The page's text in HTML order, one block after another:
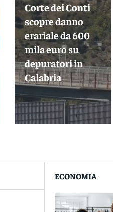
Corte dei Conti
scopre danno
erariale da 600
mila euro su
depuratori in
Calabria
ECONOMIA